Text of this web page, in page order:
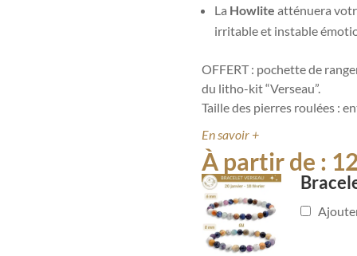
La Howlite atténuera
irritable et instable
OFFERT : pochette de
du litho-kit “Verseau”.
Taille des pierres roulées :
En savoir +
À partir de :